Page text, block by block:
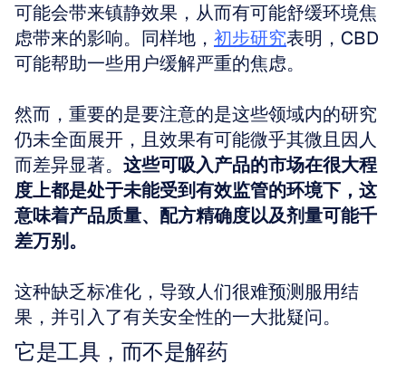
可能会带来镇静效果，从而有可能舒缓环境焦
虑带来的影响。同样地， 初步研究表明，CBD
可能帮助一些用户缓解严重的焦虑。
然而，重要的是要注意的是这些领域内的研究
仍未全面展开，且效果有可能微乎其微且因人
而差异显著。 这些可吸入产品的市场在很大程
度上都是处于未能受到有效监管的环境下，这
意味着产品质量、配方精确度以及剂量可能千
差万别。
这种缺乏标准化，导致人们很难预测服用结
果，并引入了有关安全性的一大批疑问。
它是工具，而不是解药